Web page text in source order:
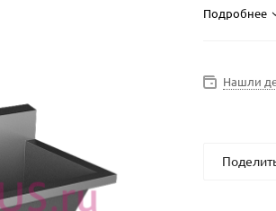
Подробнее
Нашли